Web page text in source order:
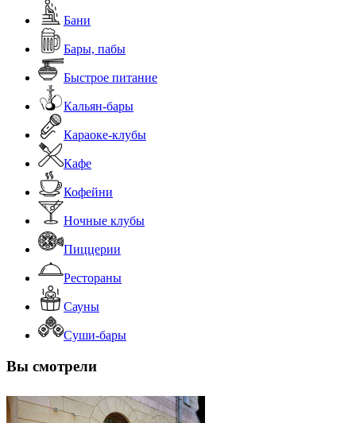
Бани
Бары, пабы
Быстрое питание
Кальян-бары
Караоке-клубы
Кафе
Кофейни
Ночные клубы
Пиццерии
Рестораны
Сауны
Суши-бары
Вы смотрели